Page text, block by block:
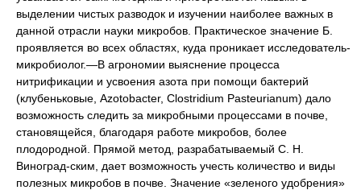
выделении чистых разводок и изучении наиболее важных в
данной отрасли науки микробов. Практическое значение Б.
проявляется во всех областях, куда проникает исследователь-
микробиолог.—В агрономии выяснение процесса
нитрификации и усвоения азота при помощи бактерий
(клубеньковые, Azotobacter, Clostridium Pasteurianum) дало
возможность следить за микробными процессами в почве,
становящейся, благодаря работе микробов, более
плодородной. Прямой метод, разрабатываемый С. Н.
Виноград-ским, дает возможность учесть количество и виды
полезных микробов в почве. Значение «зеленого удобрения»